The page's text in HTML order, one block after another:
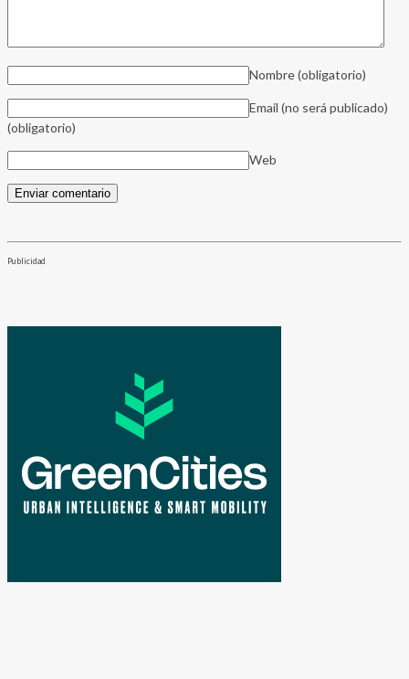
Nombre(obligatorio)
Email (no será publicado)
(obligatorio)
Web
Publicidad